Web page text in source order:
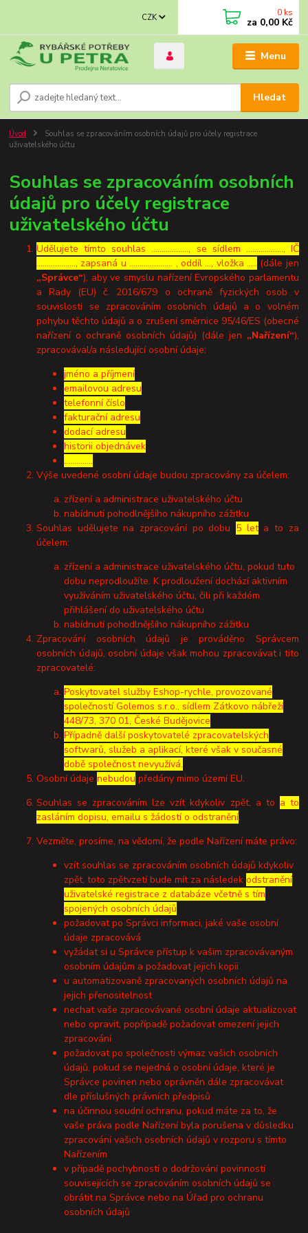
Menu
CZK
Hledat
0 ks
za 0,00 Kč
Úvod
Souhlas se zpracováním osobních údajů pro účely registrace
uživatelského účtu
Souhlas se zpracováním osobních
údajů pro účely registrace
uživatelského účtu
Udělujete tímto souhlas ……………..., se sídlem ………………, IČ
………………., zapsaná u ………………… , oddíl …, vložka ….. (dále jen
„Správce“), aby ve smyslu nařízení Evropského parlamentu
a Rady (EU) č. 2016/679 o ochraně fyzických osob v
souvislosti se zpracováním osobních údajů a o volném
pohybu těchto údajů a o zrušení směrnice 95/46/ES (obecné
nařízení o ochraně osobních údajů) (dále jen „Nařízení“),
zpracovával/a následující osobní údaje:
jméno a příjmení
emailovou adresu
telefonní číslo
fakturační adresu
dodací adresu
historii objednávek
…………..
Výše uvedené osobní údaje budou zpracovány za účelem:
zřízení a administrace uživatelského účtu
nabídnutí pohodlnějšího nákupního zážitku
Souhlas udělujete na zpracování po dobu 5 leta to za
účelem:
zřízení a administrace uživatelského účtu, pokud tuto
dobu neprodloužíte. K prodloužení dochází aktivním
využíváním uživatelského účtu, čili při každém
přihlášení do uživatelského účtu
nabídnutí pohodlnějšího nákupního zážitku
Zpracování osobních údajů je prováděno Správcem
osobních údajů, osobní údaje však mohou zpracovávat i tito
zpracovatelé:
Poskytovatel služby Eshop-rychle, provozované
společností Golemos s.r.o., sídlem Zátkovo nábřeží
448/73, 370 01, České Budějovice
Případně další poskytovatelé zpracovatelských
softwarů, služeb a aplikací, které však v současné
době společnost nevyužívá.
Osobní údajenebudou předány mimo území EU.
Souhlas se zpracováním lze vzít kdykoliv zpět, a to a to
zasláním dopisu, emailu s žádostí o odstranění.
Vezměte, prosíme, na vědomí, že podle Nařízení máte právo:
vzít souhlas se zpracováním osobních údajů kdykoliv
zpět, toto zpětvzetí bude mít za následekodstranění
uživatelské registrace z databáze včetně s tím
spojených osobních údajů
požadovat po Správci informaci, jaké vaše osobní
údaje zpracovává
vyžádat si u Správce přístup k vašim zpracovávaným
osobním údajům a požadovat jejich kopii
u automatizovaně zpracovaných osobních údajů na
jejich přenositelnost
nechat vaše zpracovávané osobní údaje aktualizovat
nebo opravit, popřípadě požadovat omezení jejich
zpracování
požadovat po společnosti výmaz vašich osobních
údajů, pokud se nejedná o osobní údaje, které je
Správce povinen nebo oprávněn dále zpracovávat
dle příslušných právních předpisů
na účinnou soudní ochranu, pokud máte za to, že
vaše práva podle Nařízení byla porušena v důsledku
zpracování vašich osobních údajů v rozporu s tímto
Nařízením
v případě pochybností o dodržování povinností
souvisejících se zpracováním osobních údajů se
obrátit na Správce nebo na Úřad pro ochranu
osobních údajů